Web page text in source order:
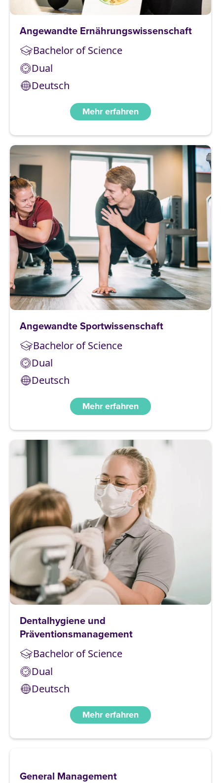
Angewandte Ernährungswissenschaft
Bachelor of Science
Dual
Deutsch
Mehr erfahren
Angewandte Sportwissenschaft
Bachelor of Science
Dual
Deutsch
Mehr erfahren
Dentalhygiene und
Präventionsmanagement
Bachelor of Science
Dual
Deutsch
Mehr erfahren
General Management